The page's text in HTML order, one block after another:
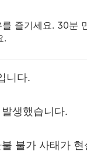
즐기세요. 30분
.
니다.
생했습니다.
불가 사태가